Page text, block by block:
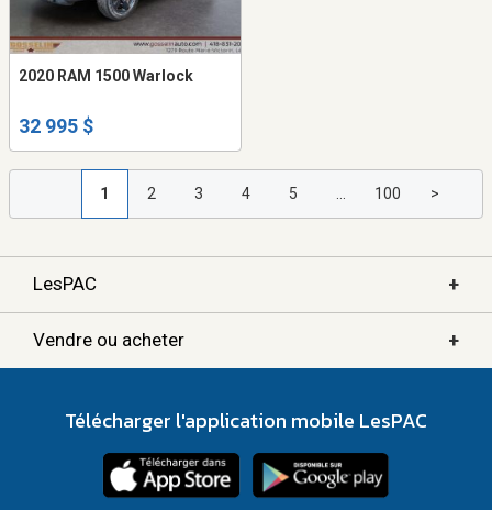
2020 RAM 1500 Warlock
32 995 $
1 2 3 4 5 ... 100 >
LesPAC +
Vendre ou acheter +
Télécharger l'application mobile LesPAC